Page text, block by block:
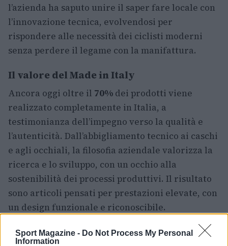
Sport Magazine - Do Not Process My Personal
Information
l’azienda ha saputo unire il saper fare locale con
l’innovazione tecnica, evolvendosi per
rispondere alle necessità dei ciclisti moderni
senza perdere il legame con la manifattura.
Il valore del Made in Italy
Ancora oggi oltre il 70% dei prodotti viene
realizzato completamente in Italia, a
testimonianza dell’impegno verso la qualità e
l’autenticità. Dall’abbigliamento tecnico ai caschi
e agli occhiali, la filosofia aziendale valorizza la
ricerca e lo sviluppo, con un occhio alla
sostenibilità dei processi produttivi. Il risultato
sono articoli pensati per prestazioni elevate, con
un design funzionale e riconoscibile.
Innovazione e tradizione